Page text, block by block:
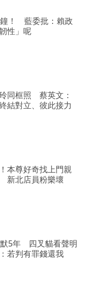
！ 藍委批：賴政
性」呢
同框照 蔡英文：
結對立、彼此接力
本尊好奇找上門親
新北店員粉樂壞
5年 四叉貓看聲明
若判有罪錢還我